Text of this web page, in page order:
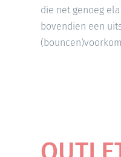
die net genoeg
bovendien een